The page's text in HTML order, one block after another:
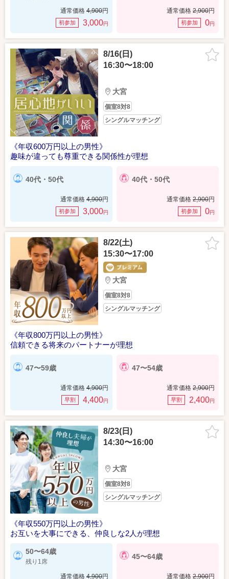
通常価格 4,900円
初参加 3,000円
通常価格 2,900円
初参加 0円
8/16(日)
16:30〜18:00
大宮
個室8対8
シングルマッチング
《年収600万円以上の男性》
趣味が違っても尊重できる関係性が理想
40代・50代
通常価格 4,900円
初参加 3,000円
40代・50代
通常価格 2,900円
初参加 0円
8/22(土)
15:30〜17:00
大宮
個室8対8
シングルマッチング
《年収800万円以上の男性》
信頼できる将来のパートナーが理想
47〜59歳
通常価格 4,900円
早割 4,400円
47〜54歳
通常価格 2,900円
早割 2,400円
8/23(日)
14:30〜16:00
大宮
個室8対8
シングルマッチング
《年収550万円以上の男性》
お互いを大事にできる、仲良しな2人が理想
50〜64歳
残り1席
通常価格 4,900円
45〜64歳
通常価格 2,900円